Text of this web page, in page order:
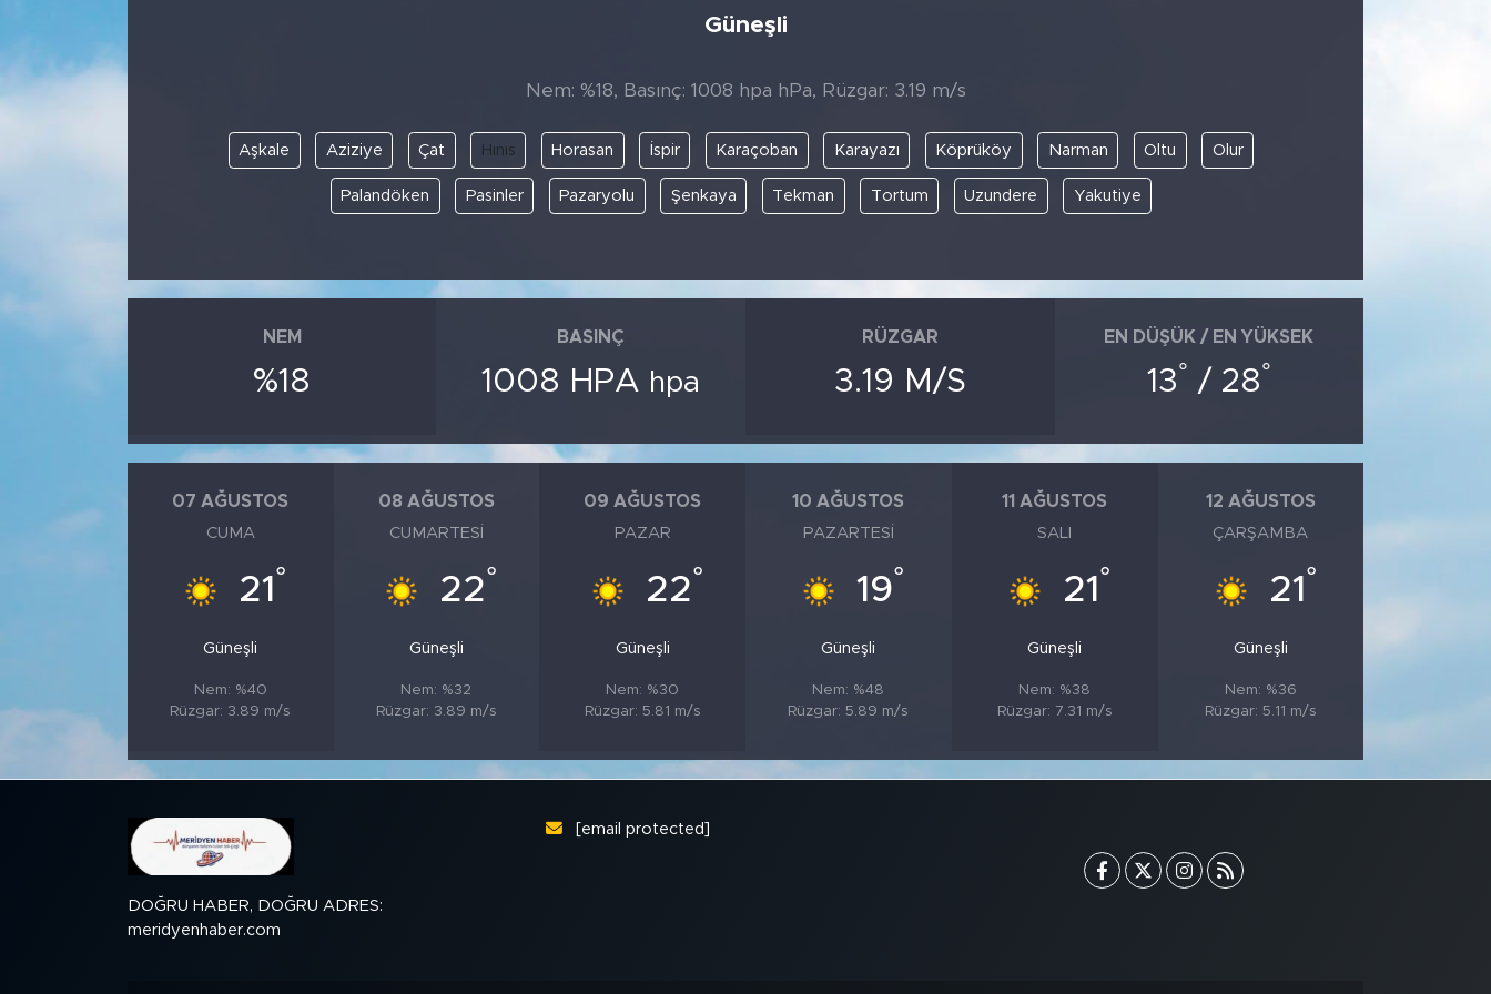
Güneşli
Nem: %18, Basınç: 1008 hpa hPa, Rüzgar: 3.19 m/s
Aşkale Aziziye Çat Hınıs Horasan İspir Karaçoban Karayazı Köprüköy Narman Oltu Olur
Palandöken Pasinler Pazaryolu Şenkaya Tekman Tortum Uzundere Yakutiye
NEM
%18
BASINÇ
1008 HPA hpa
RÜZGAR
3.19 M/S
EN DÜŞÜK / EN YÜKSEK
13° / 28°
07 AĞUSTOS
CUMA
21 °
Güneşli
Nem: %40
Rüzgar: 3.89 m/s
08 AĞUSTOS
CUMARTESI
22°
Güneşli
Nem: %32
Rüzgar: 3.89 m/s
09 AĞUSTOS
PAZAR
22°
Güneşli
Nem: %30
Rüzgar: 5.81 m/s
10 AĞUSTOS
PAZARTESI
19°
Güneşli
Nem: %48
Rüzgar: 5.89 m/s
11 AĞUSTOS
SALI
21 °
Güneşli
Nem: %38
Rüzgar: 7.31 m/s
12 AĞUSTOS
ÇARŞAMBA
21 °
Güneşli
Nem: %36
Rüzgar: 5.11 m/s
DOĞRU HABER, DOĞRU ADRES:
meridyenhaber.com
[email protected]
KÜLTÜR SANAT
TARİHTEN GÜNÜMÜZE
TARİH